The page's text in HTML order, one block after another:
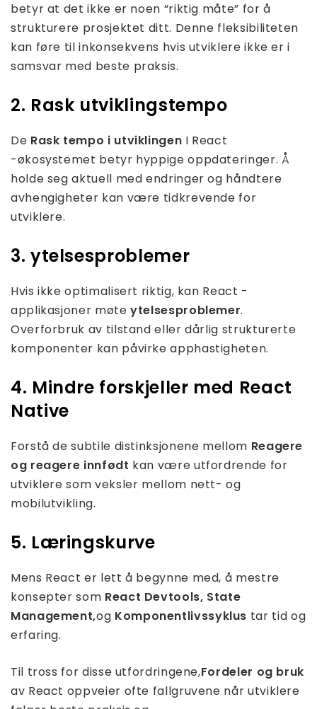
betyr at det ikke er noen “riktig måte” for å
strukturere prosjektet ditt. Denne fleksibiliteten
kan føre til inkonsekvens hvis utviklere ikke er i
samsvar med beste praksis.
2. Rask utviklingstempo
De Rask tempo i utviklingen I React
-økosystemet betyr hyppige oppdateringer. Å
holde seg aktuell med endringer og håndtere
avhengigheter kan være tidkrevende for
utviklere.
3. ytelsesproblemer
Hvis ikke optimalisert riktig, kan React -
applikasjoner møte ytelsesproblemer.
Overforbruk av tilstand eller dårlig strukturerte
komponenter kan påvirke apphastigheten.
4. Mindre forskjeller med React
Native
Forstå de subtile distinksjonene mellom Reagere
og reagere innfødt kan være utfordrende for
utviklere som veksler mellom nett- og
mobilutvikling.
5. Læringskurve
Mens React er lett å begynne med, å mestre
konsepter som React Devtools, State
Management,og Komponentlivssyklus tar tid og
erfaring.
Til tross for disse utfordringene,Fordeler og bruk
av React oppveier ofte fallgruvene når utviklere